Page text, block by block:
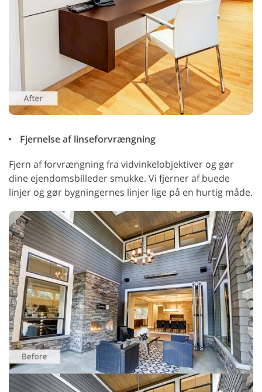
Fjernelse af linseforvrængning
Fjern af forvrængning fra vidvinkelobjektiver og gør
dine ejendomsbilleder smukke. Vi fjerner af buede
linjer og gør bygningernes linjer lige på en hurtig måde.